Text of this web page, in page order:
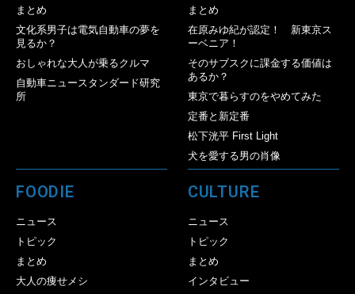
まとめ
文化系男子は電気自動車の夢を
見るか？
おしゃれな大人が乗るクルマ
自動車ニュースタンダード研究
所
まとめ
在原みゆ紀が認定！ 新東京ス
ーベニア！
そのサブスクに課金する価値は
あるか？
東京で暮らすのをやめてみた
定番と新定番
松下洸平 First Light
犬を愛する男の肖像
FOODIE
ニュース
トピック
まとめ
大人の痩せメシ
CULTURE
ニュース
トピック
まとめ
インタビュー